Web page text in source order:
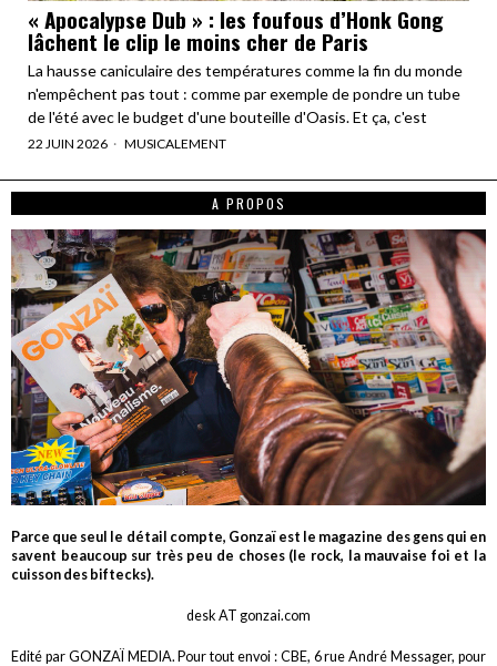
« Apocalypse Dub » : les foufous d’Honk Gong
lâchent le clip le moins cher de Paris
La hausse caniculaire des températures comme la fin du monde
n'empêchent pas tout : comme par exemple de pondre un tube
de l'été avec le budget d'une bouteille d'Oasis. Et ça, c'est
22 JUIN 2026 MUSICALEMENT
A PROPOS
Parce que seul le détail compte, Gonzaï est le magazine des gens qui en
savent beaucoup sur très peu de choses (le rock, la mauvaise foi et la
cuisson des biftecks).
desk AT gonzai.com
Edité par GONZAÏ MEDIA. Pour tout envoi : CBE, 6 rue André Messager, pour